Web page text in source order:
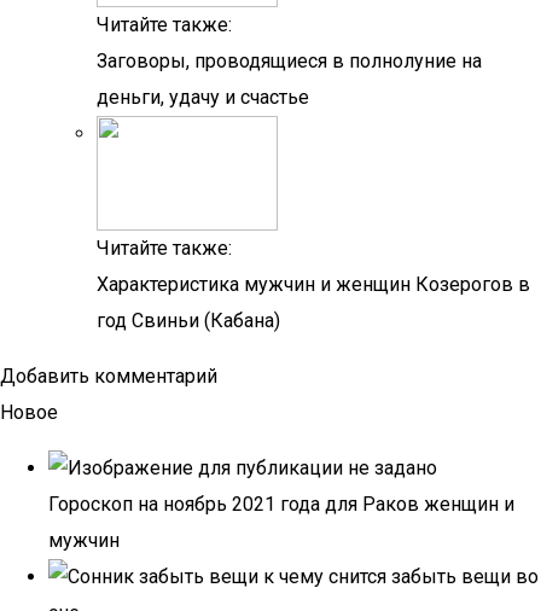
Читайте также:
Заговоры, проводящиеся в полнолуние на
деньги, удачу и счастье
Читайте также:
Характеристика мужчин и женщин Козерогов в
год Свиньи (Кабана)
Добавить комментарий
Новое
Гороскоп на ноябрь 2021 года для Раков женщин и
мужчин